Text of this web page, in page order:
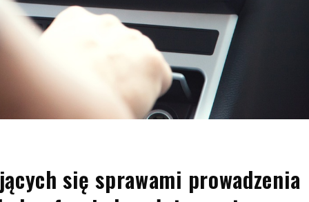
się sprawami prowadzenia